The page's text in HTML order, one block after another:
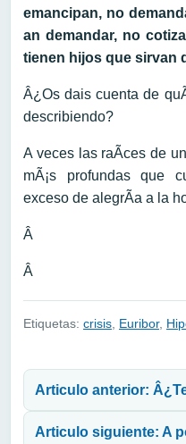
emancipan, no
an demandar, no
tienen hijos que sirvan
Â¿Os dais cuenta de
describiendo?
A veces las raÃ­ces de
mÃ¡s profundas que
exceso de alegrÃ­a a la
Â
Â
Etiquetas: crisis, Euribor,
Navegación de
Articulo anterior:
Articulo siguiente: A